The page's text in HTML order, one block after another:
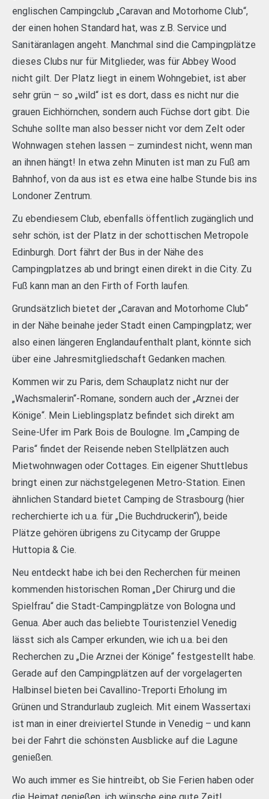
englischen Campingclub „Caravan and Motorhome Club“,
der einen hohen Standard hat, was z.B. Service und
Sanitäranlagen angeht. Manchmal sind die Campingplätze
dieses Clubs nur für Mitglieder, was für Abbey Wood
nicht gilt. Der Platz liegt in einem Wohngebiet, ist aber
sehr grün – so „wild“ ist es dort, dass es nicht nur die
grauen Eichhörnchen, sondern auch Füchse dort gibt. Die
Schuhe sollte man also besser nicht vor dem Zelt oder
Wohnwagen stehen lassen – zumindest nicht, wenn man
an ihnen hängt! In etwa zehn Minuten ist man zu Fuß am
Bahnhof, von da aus ist es etwa eine halbe Stunde bis ins
Londoner Zentrum.
Zu ebendiesem Club, ebenfalls öffentlich zugänglich und
sehr schön, ist der Platz in der schottischen Metropole
Edinburgh. Dort fährt der Bus in der Nähe des
Campingplatzes ab und bringt einen direkt in die City. Zu
Fuß kann man an den Firth of Forth laufen.
Grundsätzlich bietet der „Caravan and Motorhome Club“
in der Nähe beinahe jeder Stadt einen Campingplatz; wer
also einen längeren Englandaufenthalt plant, könnte sich
über eine Jahresmitgliedschaft Gedanken machen.
Kommen wir zu Paris, dem Schauplatz nicht nur der
„Wachsmalerin“-Romane, sondern auch der „Arznei der
Könige“. Mein Lieblingsplatz befindet sich direkt am
Seine-Ufer im Park Bois de Boulogne. Im „Camping de
Paris“ findet der Reisende neben Stellplätzen auch
Mietwohnwagen oder Cottages. Ein eigener Shuttlebus
bringt einen zur nächstgelegenen Metro-Station. Einen
ähnlichen Standard bietet Camping de Strasbourg (hier
recherchierte ich u.a. für „Die Buchdruckerin“), beide
Plätze gehören übrigens zu Citycamp der Gruppe
Huttopia & Cie.
Neu entdeckt habe ich bei den Recherchen für meinen
kommenden historischen Roman „Der Chirurg und die
Spielfrau“ die Stadt-Campingplätze von Bologna und
Genua. Aber auch das beliebte Touristenziel Venedig
lässt sich als Camper erkunden, wie ich u.a. bei den
Recherchen zu „Die Arznei der Könige“ festgestellt habe.
Gerade auf den Campingplätzen auf der vorgelagerten
Halbinsel bieten bei Cavallino-Treporti Erholung im
Grünen und Strandurlaub zugleich. Mit einem Wassertaxi
ist man in einer dreiviertel Stunde in Venedig – und kann
bei der Fahrt die schönsten Ausblicke auf die Lagune
genießen.
Wo auch immer es Sie hintreibt, ob Sie Ferien haben oder